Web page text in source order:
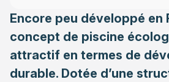
Encore peu développé en
concept de piscine
attractif en termes de
durable. Dotée d’une